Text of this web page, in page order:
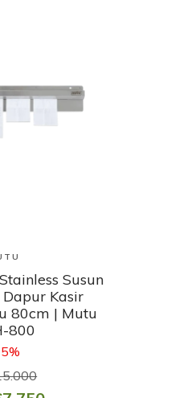
Susun
Kasir
80cm | Mutu
800